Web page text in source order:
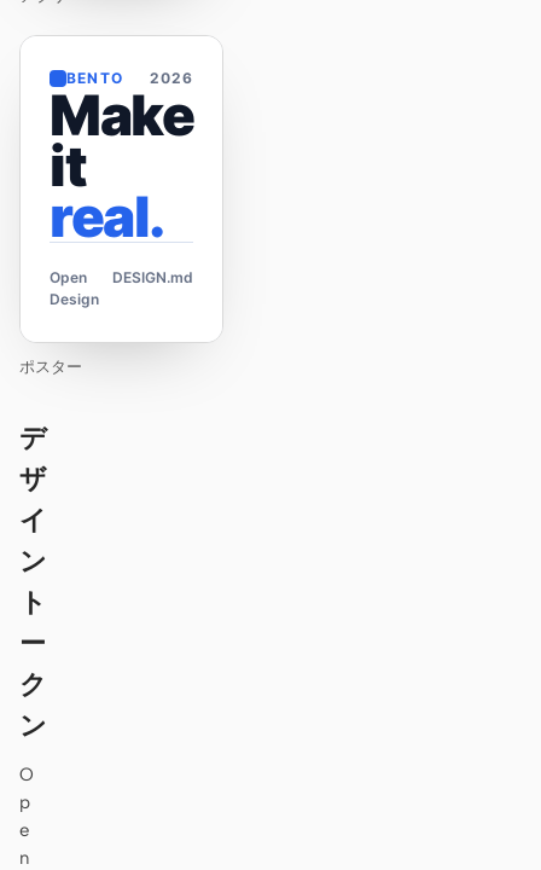
BENTO 2026
Make
it
real.
Open
Design
DESIGN.md
ポスター
デ
ザ
イ
ン
ト
ー
ク
ン
O
p
e
n